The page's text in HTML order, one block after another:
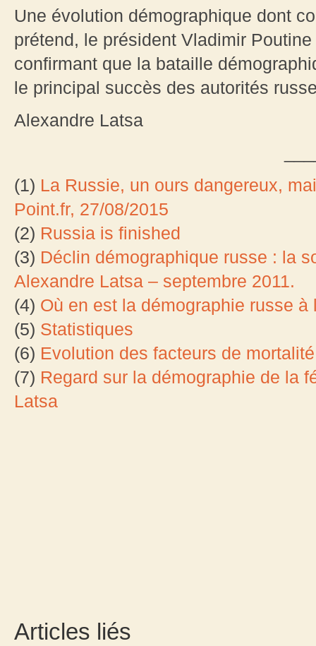
Une évolution démographique dont
prétend, le président Vladimir
confirmant que la bataille
le principal succès des autorités
Alexandre Latsa
(1) La Russie, un ours dangereux,
Point.fr, 27/08/2015
(2) Russia is finished
(3) Déclin démographique russe : la
Alexandre Latsa – septembre 2011.
(4) Où en est la démographie russe à
(5) Statistiques
(6) Evolution des facteurs de
(7) Regard sur la démographie de la
Latsa
Articles liés